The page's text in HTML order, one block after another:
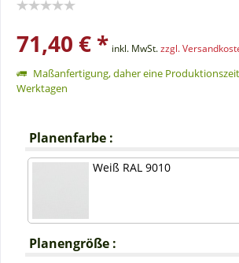
71,40 € * inkl. MwSt.zzgl.
Maßanfertigung, daher eine
Werktagen
Planenfarbe :
Weiß RAL 9010
Planengröße :